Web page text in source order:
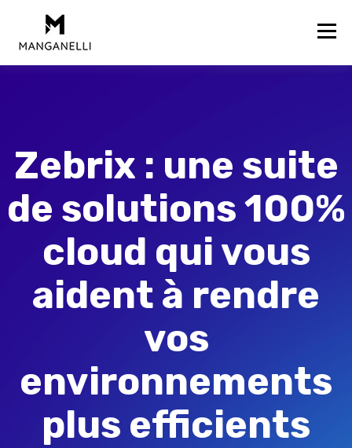
Zebrix : une suite
de solutions 100%
cloud qui vous
aident à rendre
vos
environnements
plus efficients